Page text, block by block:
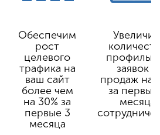
Обеспечим
рост
целевого
трафика на
ваш сайт
более чем
на 30% за
первые 3
месяца
заявок и
продаж на
за
месяца